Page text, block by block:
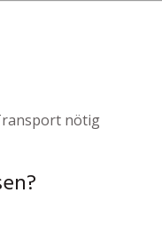
nötig